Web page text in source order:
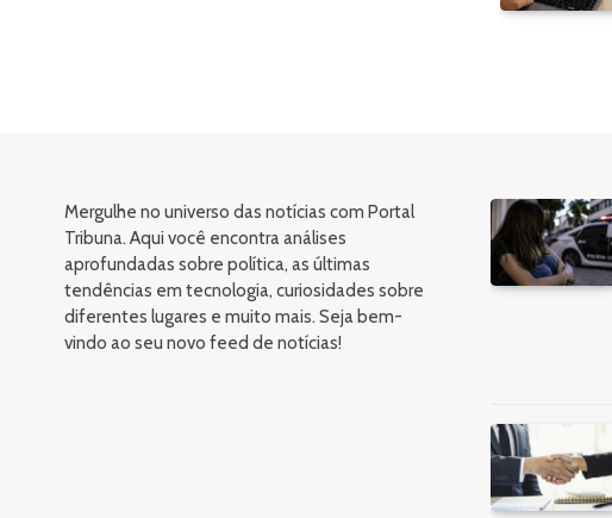
Mergulhe no universo das notícias com Portal
Tribuna. Aqui você encontra análises
aprofundadas sobre política, as últimas
tendências em tecnologia, curiosidades sobre
diferentes lugares e muito mais. Seja bem-
vindo ao seu novo feed de notícias!